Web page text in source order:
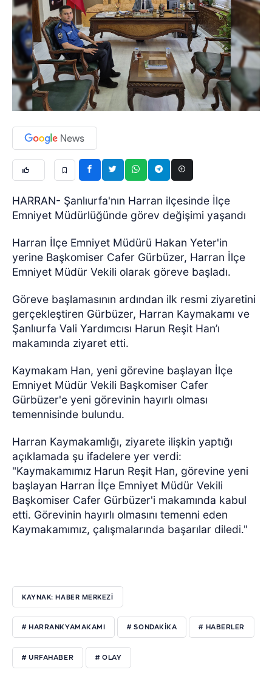
HARRAN- Şanlıurfa'nın Harran ilçesinde İlçe
Emniyet Müdürlüğünde görev değişimi yaşandı
Harran İlçe Emniyet Müdürü Hakan Yeter'in
yerine Başkomiser Cafer Gürbüzer, Harran İlçe
Emniyet Müdür Vekili olarak göreve başladı.
Göreve başlamasının ardından ilk resmi ziyaretini
gerçekleştiren Gürbüzer, Harran Kaymakamı ve
Şanlıurfa Vali Yardımcısı Harun Reşit Han’ı
makamında ziyaret etti.
Kaymakam Han, yeni görevine başlayan İlçe
Emniyet Müdür Vekili Başkomiser Cafer
Gürbüzer'e yeni görevinin hayırlı olması
temennisinde bulundu.
Harran Kaymakamlığı, ziyarete ilişkin yaptığı
açıklamada şu ifadelere yer verdi:
"Kaymakamımız Harun Reşit Han, görevine yeni
başlayan Harran İlçe Emniyet Müdür Vekili
Başkomiser Cafer Gürbüzer'i makamında kabul
etti. Görevinin hayırlı olmasını temenni eden
Kaymakamımız, çalışmalarında başarılar diledi."
KAYNAK: HABER MERKEZI
# HARRANKYAMAKAMI # SONDAKİKA # HABERLER
# URFAHABER # OLAY